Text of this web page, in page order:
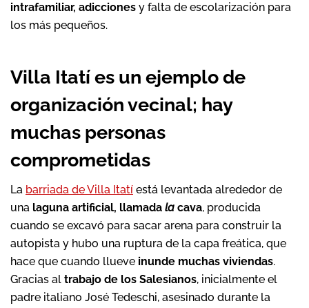
intrafamiliar, adicciones y falta de escolarización para
los más pequeños.
Villa Itatí es un ejemplo de
organización vecinal; hay
muchas personas
comprometidas
La barriada de Villa Itatí está levantada alrededor de
una laguna artificial, llamada la cava, producida
cuando se excavó para sacar arena para construir la
autopista y hubo una ruptura de la capa freática, que
hace que cuando llueve inunde muchas viviendas.
Gracias al trabajo de los Salesianos, inicialmente el
padre italiano José Tedeschi, asesinado durante la